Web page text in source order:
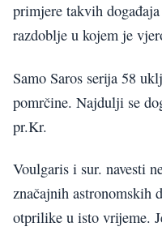
primjere takvih
razdoblje u kojem je
Samo Saros serija 58
pomrčine. Najdulji se
pr.Kr.
Voulgaris i sur. navesti
značajnih astronomskih
otprilike u isto vrijeme.